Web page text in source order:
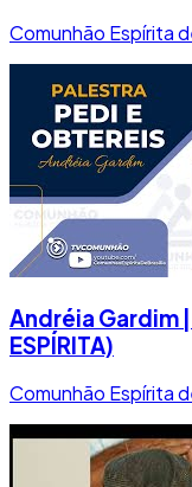
Comunhão Espírita
Andréia Gardim |
ESPÍRITA)
Comunhão Espírita